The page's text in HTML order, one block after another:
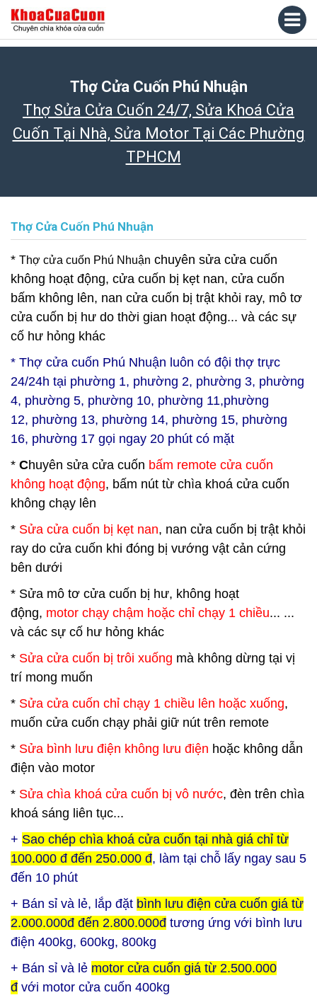
Thợ Cửa Cuốn Phú Nhuận
Thợ Sửa Cửa Cuốn 24/7, Sửa Khoá Cửa
Cuốn Tại Nhà, Sửa Motor Tại Các Phường
TPHCM
Thợ Cửa Cuốn Phú Nhuận
* Thợ cửa cuốn Phú Nhuận chuyên sửa cửa cuốn
không hoạt động, cửa cuốn bị kẹt nan, cửa cuốn
bấm không lên, nan cửa cuốn bị trật khỏi ray, mô tơ
cửa cuốn bị hư do thời gian hoạt động... và các sự
cố hư hỏng khác
* Thợ cửa cuốn Phú Nhuận luôn có đội thợ trực
24/24h tại phường 1, phường 2, phường 3, phường
4, phường 5, phường 10, phường 11,phường
12, phường 13, phường 14, phường 15, phường
16, phường 17 gọi ngay 20 phút có mặt
* Chuyên sửa cửa cuốn bấm remote cửa cuốn
không hoạt động, bấm nút từ chìa khoá cửa cuốn
không chạy lên
* Sửa cửa cuốn bị kẹt nan, nan cửa cuốn bị trật khỏi
ray do cửa cuốn khi đóng bị vướng vật cản cứng
bên dưới
* Sửa mô tơ cửa cuốn bị hư, không hoạt
động, motor chạy chậm hoặc chỉ chạy 1 chiều... ...
và các sự cố hư hỏng khác
* Sửa cửa cuốn bị trôi xuống mà không dừng tại vị
trí mong muốn
* Sửa cửa cuốn chỉ chạy 1 chiều lên hoặc xuống,
muốn cửa cuốn chạy phải giữ nút trên remote
* Sửa bình lưu điện không lưu điện hoặc không dẫn
điện vào motor
* Sửa chìa khoá cửa cuốn bị vô nước, đèn trên chìa
khoá sáng liên tục...
+ Sao chép chìa khoá cửa cuốn tại nhà giá chỉ từ
100.000 đ đến 250.000 đ, làm tại chỗ lấy ngay sau 5
đến 10 phút
+ Bán sỉ và lẻ, lắp đặt bình lưu điện cửa cuốn giá từ
2.000.000đ đến 2.800.000đ tương ứng với bình lưu
điện 400kg, 600kg, 800kg
+ Bán sỉ và lẻ motor cửa cuốn giá từ 2.500.000
đ với motor cửa cuốn 400kg